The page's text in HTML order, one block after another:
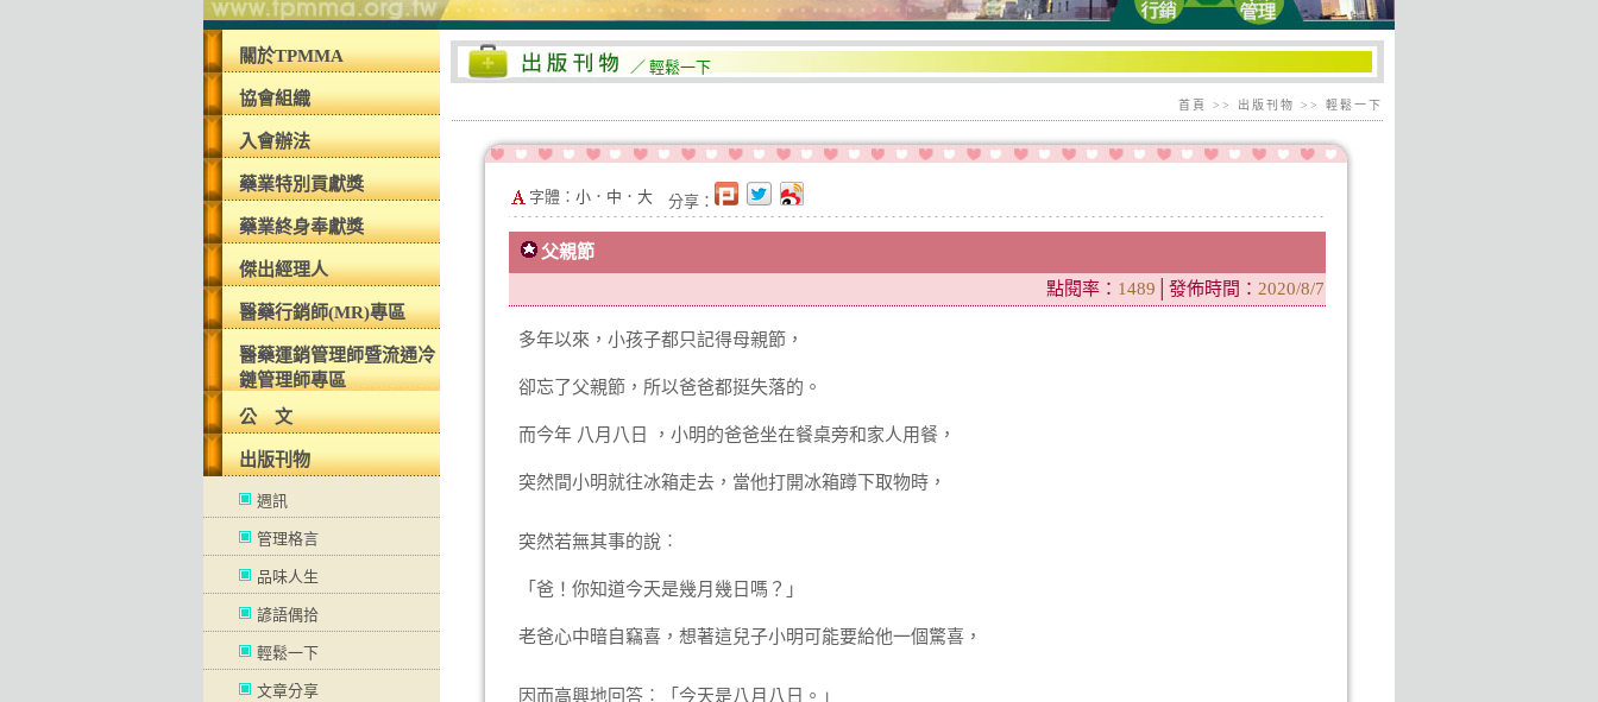
關於TPMMA
協會組織
入會辦法
藥業特別貢獻獎
藥業終身奉獻獎
傑出經理人
醫藥行銷師(MR)專區
醫藥運銷管理師暨流通冷
鏈管理師專區
公 文
出版刊物
週訊
管理格言
品味人生
諺語偶拾
輕鬆一下
文章分享
／ 輕鬆一下
首頁 >> 出版刊物 >> 輕鬆一下
字體： 小 ． 中 ． 大 分享：
父親節
發佈時間： 2020/8/7
點閱率： 1489
多年以來，小孩子都只記得母親節，
卻忘了父親節，所以爸爸都挺失落的。
而今年 八月八日 ，小明的爸爸坐在餐桌旁和家人用餐，
突然間小明就往冰箱走去，當他打開冰箱蹲下取物時，
突然若無其事的說︰
「爸！你知道今天是幾月幾日嗎？」
老爸心中暗自竊喜，想著這兒子小明可能要給他一個驚喜，
因而高興地回答︰「今天是八月八日。」